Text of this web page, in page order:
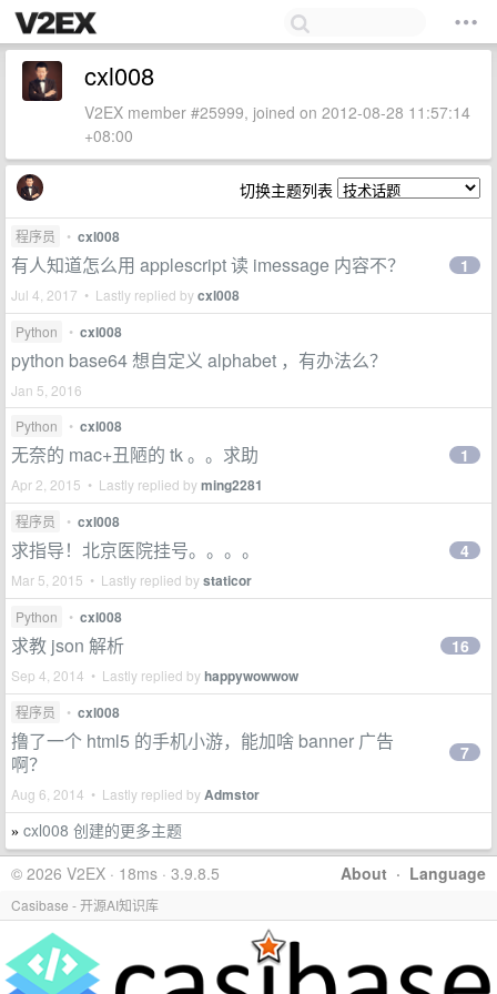
cxl008
V2EX member #25999, joined on 2012-08-28 11:57:14
+08:00
切换主题列表
程序员 • cxl008
有人知道怎么用 applescript 读 imessage 内容不？
Jul 4, 2017 • Lastly replied bycxl008
1
Python • cxl008
python base64 想自定义 alphabet ，有办法么？
Jan 5, 2016
Python
• cxl008
无奈的 mac+丑陋的 tk 。。求助
Apr 2, 2015 • Lastly replied byming2281
1
程序员 • cxl008
求指导！北京医院挂号。。。。
Mar 5, 2015 • Lastly replied bystaticor
4
Python • cxl008
求教 json 解析
Sep 4, 2014 • Lastly replied byhappywowwow
16
程序员 • cxl008
撸了一个 html5 的手机小游，能加啥 banner 广告
啊？
Aug 6, 2014 • Lastly replied byAdmstor
7
» cxl008 创建的更多主题
About · Language
© 2026 V2EX · 18ms · 3.9.8.5
Casibase - 开源AI知识库